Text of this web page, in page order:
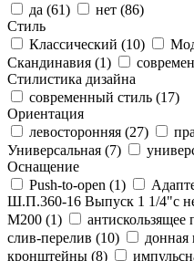
да (61) нет (86)
Стиль
Классический (10)
Скандинавия (1)
Стилистика дизайна
современный стиль (17)
Ориентация
левосторонняя (27)
Универсальная (7)
Оснащение
Push-to-open (1)
Ш.П.360-16 Выпуск 1 1/4"с
М200 (1) антискользящее
слив-перелив (10)
кронштейны (8)